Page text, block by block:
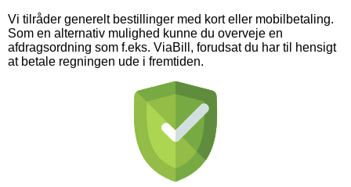
Vi tilråder generelt bestillinger med kort eller mobilbetaling.
Som en alternativ mulighed kunne du overveje en
afdragsordning som f.eks. ViaBill, forudsat du har til hensigt
at betale regningen ude i fremtiden.